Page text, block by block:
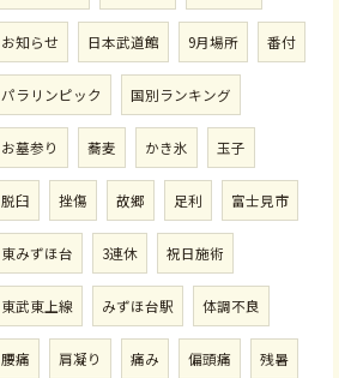
お知らせ 日本武道館 9月場所 番付
パラリンピック 国別ランキング
お墓参り 蕎麦 かき氷 玉子
脱臼 挫傷 故郷 足利 富士見市
東みずほ台 3連休 祝日施術
東武東上線 みずほ台駅 体調不良
腰痛 肩凝り 痛み 偏頭痛 残暑